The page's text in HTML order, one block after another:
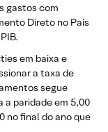
gastos com
Direto no País
em baixa e
a taxa de
segue
a paridade em 5,00
no final do ano que